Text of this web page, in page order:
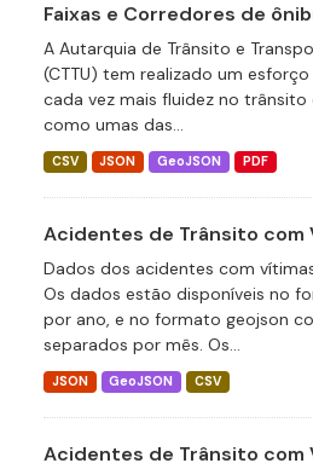
Faixas e Corredores de
A Autarquia de Trânsito e
(CTTU) tem realizado um
cada vez mais fluidez no
como umas das...
CSV JSON GeoJSON PDF
Acidentes de Trânsito com
Dados dos acidentes com
Os dados estão disponíveis no
por ano, e no formato geojson
separados por mês. Os...
JSON GeoJSON CSV
Acidentes de Trânsito com